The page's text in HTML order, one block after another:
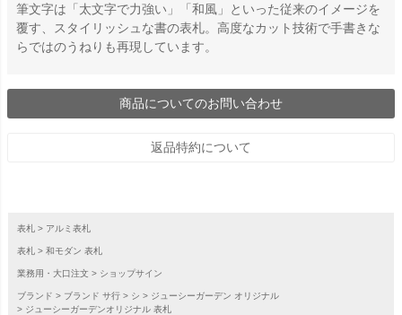
筆文字は「太文字で力強い」「和風」といった従来のイメージを
覆す、スタイリッシュな書の表札。高度なカット技術で手書きな
らではのうねりも再現しています。
商品についてのお問い合わせ
返品特約について
表札 アルミ表札
表札 和モダン 表札
業務用・大口注文 ショップサイン
ブランド ブランド サ行 シ
ジューシーガーデン オリジナル
ジューシーガーデンオリジナル 表札